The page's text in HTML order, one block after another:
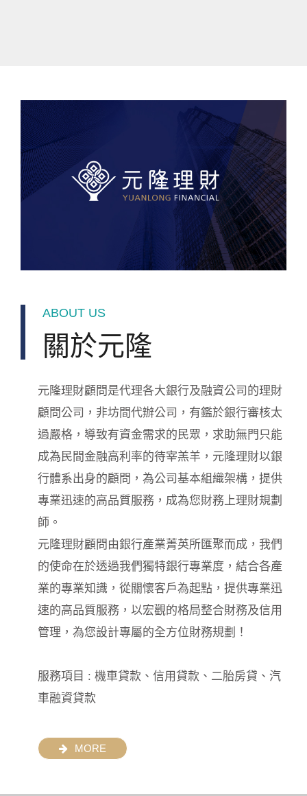
ABOUT US
關於元隆
元隆理財顧問是代理各大銀行及融資公司的理財
顧問公司，非坊間代辦公司，有鑑於銀行審核太
過嚴格，導致有資金需求的民眾，求助無門只能
成為民間金融高利率的待宰羔羊，元隆理財以銀
行體系出身的顧問，為公司基本組織架構，提供
專業迅速的高品質服務，成為您財務上理財規劃
師。
元隆理財顧問由銀行產業菁英所匯聚而成，我們
的使命在於透過我們獨特銀行專業度，結合各產
業的專業知識，從關懷客戶為起點，提供專業迅
速的高品質服務，以宏觀的格局整合財務及信用
管理，為您設計專屬的全方位財務規劃！
服務項目 : 機車貸款、信用貸款、二胎房貸、汽
車融資貸款
MORE